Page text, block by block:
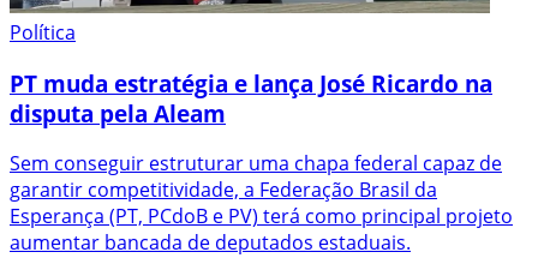
Política
PT muda estratégia e lança José Ricardo na
disputa pela Aleam
Sem conseguir estruturar uma chapa federal capaz de
garantir competitividade, a Federação Brasil da
Esperança (PT, PCdoB e PV) terá como principal projeto
aumentar bancada de deputados estaduais.